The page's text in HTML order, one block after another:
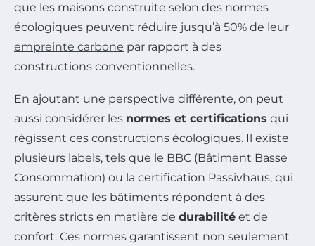
que les maisons construite selon des normes
écologiques peuvent réduire jusqu’à 50% de leur
empreinte carbone par rapport à des
constructions conventionnelles.
En ajoutant une perspective différente, on peut
aussi considérer les normes et certifications qui
régissent ces constructions écologiques. Il existe
plusieurs labels, tels que le BBC (Bâtiment Basse
Consommation) ou la certification Passivhaus, qui
assurent que les bâtiments répondent à des
critères stricts en matière de durabilité et de
confort. Ces normes garantissent non seulement